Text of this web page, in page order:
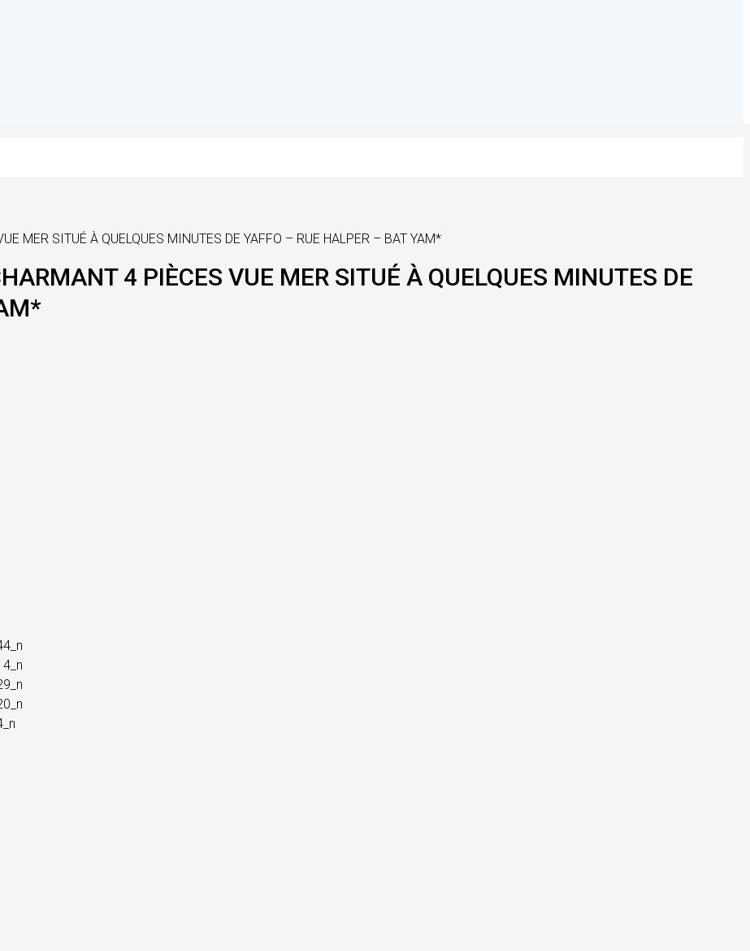
MER SITUÉ À QUELQUES MINUTES DE YAFFO – RUE HALPER – BAT YAM*
4 PIÈCES VUE MER SITUÉ À QUELQUES MINUTES DE